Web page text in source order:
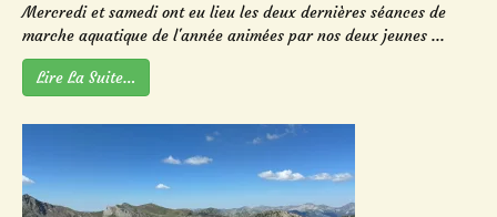
Mercredi et samedi ont eu lieu les deux dernières séances de
marche aquatique de l'année animées par nos deux jeunes ...
Lire La Suite…